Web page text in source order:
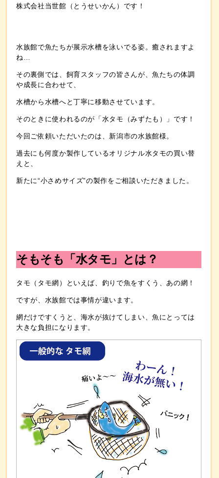
株式会社当世館（とうせいかん）です！
水族館で魚たちが展示水槽を泳いでる姿。癒されますよ
ね…
その裏側では、飼育スタッフの皆さんが、魚たちの体調
や成長に合わせて、
水槽から水槽へと丁寧に移動させています。
そのときに使われるのが「水タモ（みずたも）」です！
今回ご依頼いただいたのは、新潟市の水族館様。
過去にも何度か製作しているオリジナル水タモの買い替
えと、
新たに“小さめサイズ”の製作をご相談いただきました。
そもそも「水タモ」とは？
タモ（タモ網）といえば、釣りで魚をすくう、あの網！
ですが、水族館では事情が違います。
網だけですくうと、海水が抜けてしまい、魚にとっては
大きな負担になります。